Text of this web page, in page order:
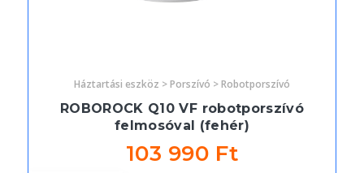
Háztartási eszköz > Porszívó > Robotporszívó
ROBOROCK Q10 VF robotporszívó
felmosóval (fehér)
103 990 Ft